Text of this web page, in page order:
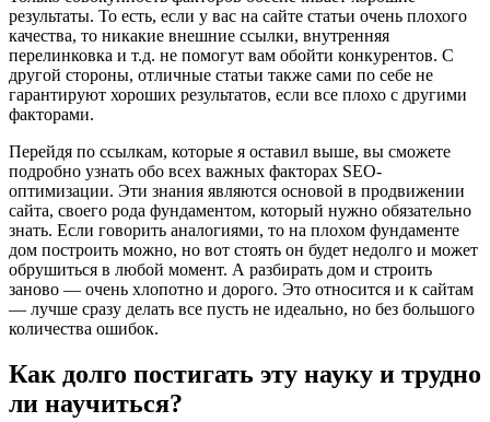
результаты. То есть, если у вас на сайте статьи очень плохого
качества, то никакие внешние ссылки, внутренняя
перелинковка и т.д. не помогут вам обойти конкурентов. С
другой стороны, отличные статьи также сами по себе не
гарантируют хороших результатов, если все плохо с другими
факторами.
Перейдя по ссылкам, которые я оставил выше, вы сможете
подробно узнать обо всех важных факторах SEO-
оптимизации. Эти знания являются основой в продвижении
сайта, своего рода фундаментом, который нужно обязательно
знать. Если говорить аналогиями, то на плохом фундаменте
дом построить можно, но вот стоять он будет недолго и может
обрушиться в любой момент. А разбирать дом и строить
заново — очень хлопотно и дорого. Это относится и к сайтам
— лучше сразу делать все пусть не идеально, но без большого
количества ошибок.
Как долго постигать эту науку и трудно
ли научиться?